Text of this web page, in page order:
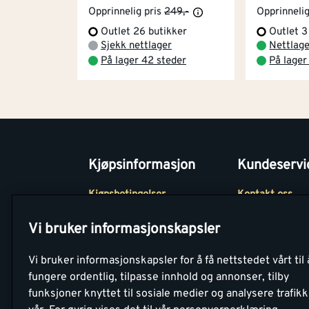
Opprinnelig pris 249,-
Outlet 26 butikker
Sjekk nettlager
På lager 42 steder
Outlet
På
Kjøpsinformasjon
Kjøpsbetingelser
Betaling
Retur- og
angrerettsskjema
Kontakt oss
Montér Bedrift
Vi bruker informasjonskapsler
Vi bruker informasjonskapsler for å få nettstedet vårt til
fungere ordentlig, tilpasse innhold og annonser, tilby
funksjoner knyttet til sosiale medier og analysere